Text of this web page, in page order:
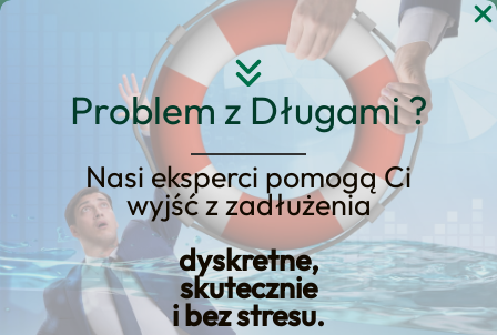
Problem z Długami ?
Nasi eksperci pomogą Ci
wyjść z zadłużenia
dyskretne,
skutecznie
i bez stresu.
Przejdź
Jakie są Warunki
Otrzymania Kredytu
Konsolidacyjnego?